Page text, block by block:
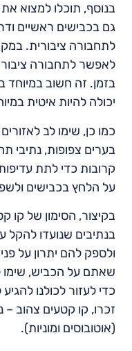
בנוסף, תוכלו למצוא
גם בכבישים ראשיים
לתחבורה ציבורית.
לאפשר לתחבורה
בזמן. זה חשוב
יכולה להיות איטית
כמו כן, שימו לב
בערים צפופות, נתיבי
קרובות כדי לתת
על הלחץ בכבישים
בקיצור, הסימון של קו
בנתיבים שנועדו להקל
ולספק להם יתרון על
שאתם על הכביש, שימו
כדי לעזור לכולנו
זכרו, קו קטעים צהוב –
(אוטובוסים ומוניות).